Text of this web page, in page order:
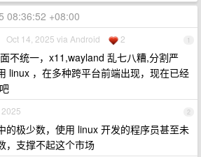
08:36:52 +08:00
1
Oct 14, 2025 via Android 2
不统一，x11,wayland 乱七八糟,分割严
linux ，在多种跨平台前端出现，现在已经
2
的极少数，使用 linux 开发的程序员甚至未
，支撑不起这个市场